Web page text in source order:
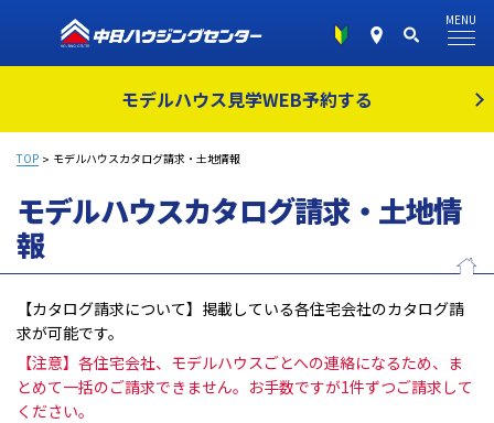
モデルハウス見学WEB予約する
MENU
TOP モデルハウスカタログ請求・土地情報
モデルハウスカタログ請求・土地情
報
【カタログ請求について】掲載している各住宅会社のカタログ請
求が可能です。
【注意】各住宅会社、モデルハウスごとへの連絡になるため、ま
とめて一括のご請求できません。お手数ですが1件ずつご請求して
ください。